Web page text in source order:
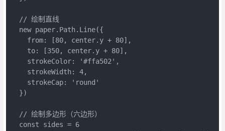
  // 绘制直线
  new paper.Path.Line({
    from: [80, center.y + 80],
    to: [350, center.y + 80],
    strokeColor: '#ffa502',
    strokeWidth: 4,
    strokeCap: 'round'
  })
  // 绘制多边形（六边形）
  const sides = 6